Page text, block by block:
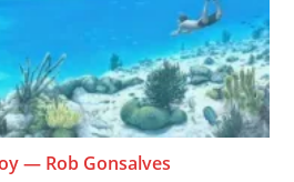
— Rob Gonsalves